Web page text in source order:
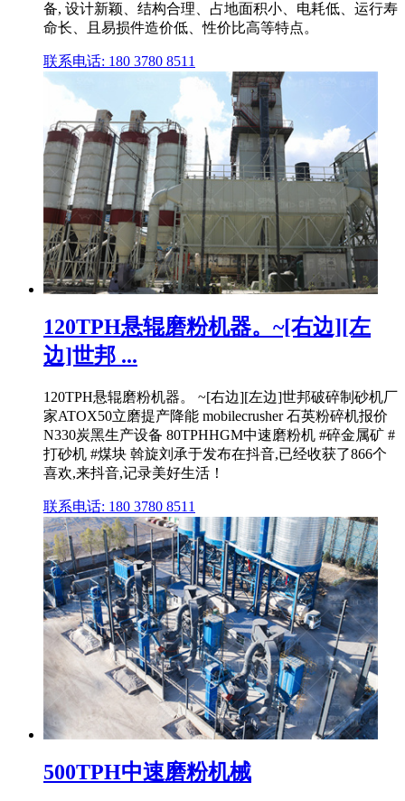
备, 设计新颖、结构合理、占地面积小、电耗低、运行寿
命长、且易损件造价低、性价比高等特点。
联系电话: 180 3780 8511
120TPH悬辊磨粉机器。~[右边][左
边]世邦 ...
120TPH悬辊磨粉机器。 ~[右边][左边]世邦破碎制砂机厂
家ATOX50立磨提产降能 mobilecrusher 石英粉碎机报价
N330炭黑生产设备 80TPHHGM中速磨粉机 #碎金属矿 #
打砂机 #煤块 斡旋刘承于发布在抖音,已经收获了866个
喜欢,来抖音,记录美好生活！
联系电话: 180 3780 8511
500TPH中速磨粉机械